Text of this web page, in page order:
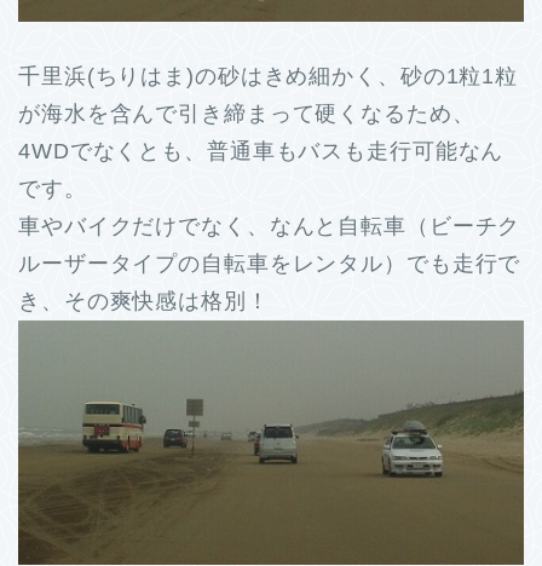
千里浜(ちりはま)の砂はきめ細かく、砂の1粒1粒
が海水を含んで引き締まって硬くなるため、
4WDでなくとも、普通車もバスも走行可能なん
です。
車やバイクだけでなく、なんと自転車（ビーチク
ルーザータイプの自転車をレンタル）でも走行で
き、その爽快感は格別！